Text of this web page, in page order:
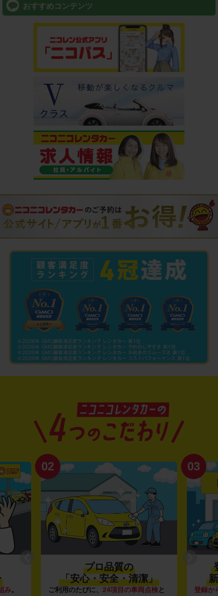
おすすめコンテンツ
み。
02
プロ品質の
「安心・安全・清潔」
ご利用のたびに、 24項目の車両点検と
03
登録か